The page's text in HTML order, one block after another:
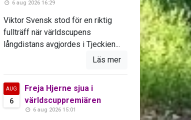
6 aug 2026 16:29
Viktor Svensk stod för en riktig
fullträff när världscupens
långdistans avgjordes i Tjeckien...
Läs mer
AUG
6
Freja Hjerne sjua i
världscuppremiären
6 aug 2026 15:01